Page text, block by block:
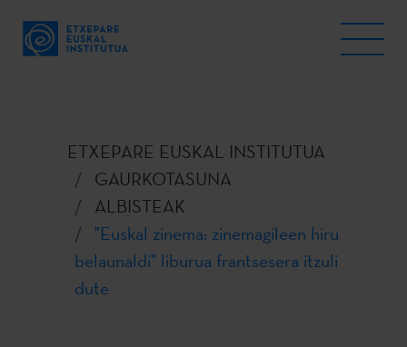
ETXEPARE EUSKAL INSTITUTUA
GAURKOTASUNA
ALBISTEAK
"Euskal zinema: zinemagileen hiru
belaunaldi" liburua frantsesera itzuli
dute